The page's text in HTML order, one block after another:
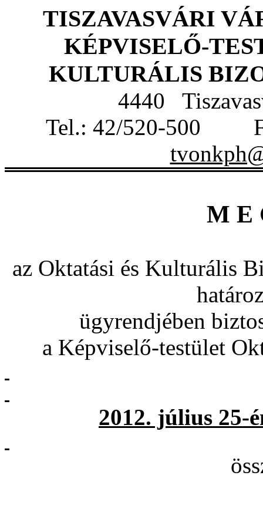
TISZAVASVÁRI
KÉPVISELŐ-
KULTURÁLIS
4440
Tel.: 42/520-500
M E
az Oktatási és Kulturális
ügyrendjében
a Képviselő-testület
2012. július 25-